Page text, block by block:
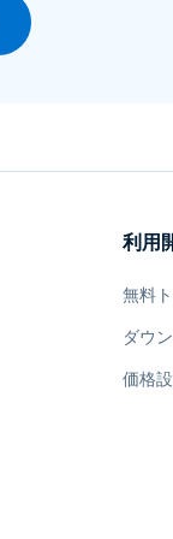
利用
無料
ダウ
価格